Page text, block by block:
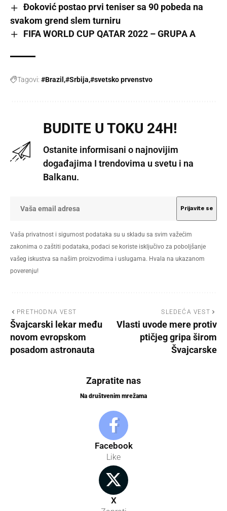
Đoković postao prvi teniser sa 90 pobeda na
svakom grend slem turniru
FIFA WORLD CUP QATAR 2022 – GRUPA A
Tagovi: #Brazil #Srbija #svetsko prvenstvo
BUDITE U TOKU 24H!
Ostanite informisani o najnovijim
događajima I trendovima u svetu i na
Balkanu.
Vaša privatnost i sigurnost podataka su u skladu sa svim važećim
zakonima o zaštiti podataka, podaci se koriste isključivo za poboljšanje
vašeg iskustva sa našim proizvodima i uslugama. Hvala na ukazanom
poverenju!
PRETHODNA VEST
Švajcarski lekar među
novom evropskom
posadom astronauta
SLEDEĆA VEST
Vlasti uvode mere protiv
ptičjeg gripa širom
Švajcarske
Zapratite nas
Na društvenim mrežama
Facebook
Like
X